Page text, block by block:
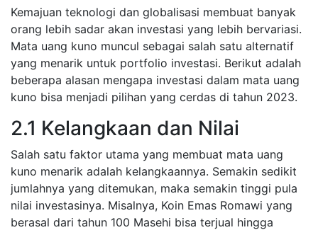
Kemajuan teknologi dan globalisasi membuat banyak
orang lebih sadar akan investasi yang lebih bervariasi.
Mata uang kuno muncul sebagai salah satu alternatif
yang menarik untuk portfolio investasi. Berikut adalah
beberapa alasan mengapa investasi dalam mata uang
kuno bisa menjadi pilihan yang cerdas di tahun 2023.
2.1 Kelangkaan dan Nilai
Salah satu faktor utama yang membuat mata uang
kuno menarik adalah kelangkaannya. Semakin sedikit
jumlahnya yang ditemukan, maka semakin tinggi pula
nilai investasinya. Misalnya, Koin Emas Romawi yang
berasal dari tahun 100 Masehi bisa terjual hingga